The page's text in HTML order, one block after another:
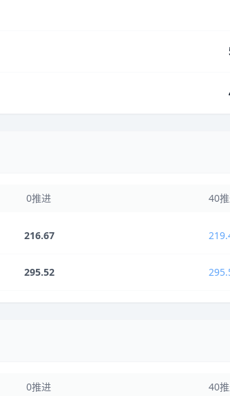
0推进 40
216.67
295.52
0推进 40